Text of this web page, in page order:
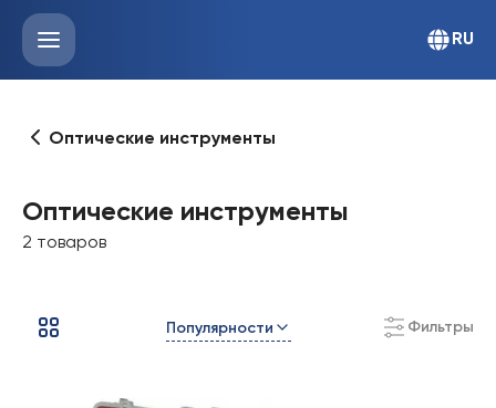
RU
Оптические инструменты
Оптические инструменты
2 товаров
Популярности Фильтры